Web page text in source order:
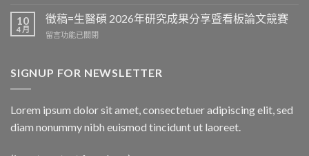
競
賽
於
午
D
享：
榮
士
神
人
校
友
職
享：
興
副
分
10
4 月
徵稿=生醫碩 2026年研究成果分享暨看板論文競賽
在
=
2026
年
留言功能已關閉
SIGNUP FOR NEWSLETTER
Lorem ipsum dolor sit amet, consectetuer adipiscing elit, sed
diam nonummy nibh euismod tincidunt ut laoreet.